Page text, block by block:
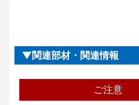
関連部材・関連情報
ご注意